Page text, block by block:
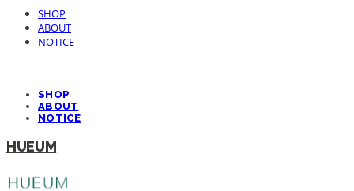
SHOP
ABOUT
NOTICE
SHOP
ABOUT
NOTICE
HUEUM